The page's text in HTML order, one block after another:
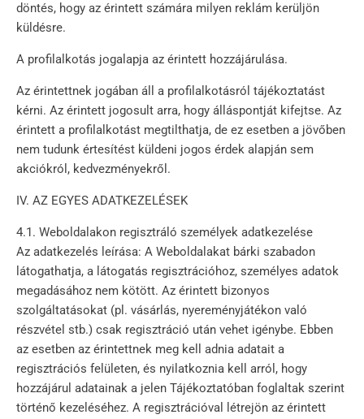
döntés, hogy az érintett számára milyen reklám kerüljön
küldésre.
A profilalkotás jogalapja az érintett hozzájárulása.
Az érintettnek jogában áll a profilalkotásról tájékoztatást
kérni. Az érintett jogosult arra, hogy álláspontját kifejtse. Az
érintett a profilalkotást megtilthatja, de ez esetben a jövőben
nem tudunk értesítést küldeni jogos érdek alapján sem
akciókról, kedvezményekről.
IV. AZ EGYES ADATKEZELÉSEK
4.1. Weboldalakon regisztráló személyek adatkezelése
Az adatkezelés leírása: A Weboldalakat bárki szabadon
látogathatja, a látogatás regisztrációhoz, személyes adatok
megadásához nem kötött. Az érintett bizonyos
szolgáltatásokat (pl. vásárlás, nyereményjátékon való
részvétel stb.) csak regisztráció után vehet igénybe. Ebben
az esetben az érintettnek meg kell adnia adatait a
regisztrációs felületen, és nyilatkoznia kell arról, hogy
hozzájárul adatainak a jelen Tájékoztatóban foglaltak szerint
történő kezeléséhez. A regisztrációval létrejön az érintett